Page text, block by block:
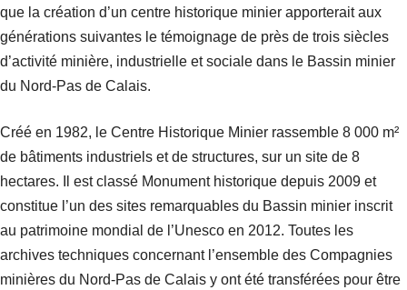
que la création d’un centre historique minier apporterait aux
générations suivantes le témoignage de près de trois siècles
d’activité minière, industrielle et sociale dans le Bassin minier
du Nord-Pas de Calais.
Créé en 1982, le Centre Historique Minier rassemble 8 000 m²
de bâtiments industriels et de structures, sur un site de 8
hectares. Il est classé Monument historique depuis 2009 et
constitue l’un des sites remarquables du Bassin minier inscrit
au patrimoine mondial de l’Unesco en 2012. Toutes les
archives techniques concernant l’ensemble des Compagnies
minières du Nord-Pas de Calais y ont été transférées pour être